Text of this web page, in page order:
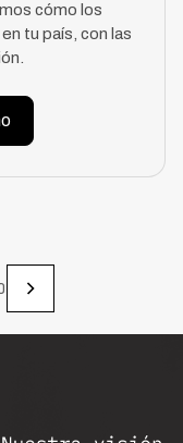
cómo los
tu país, con las